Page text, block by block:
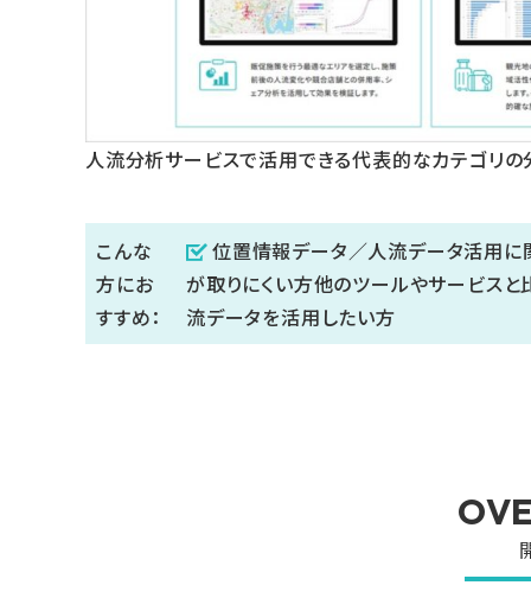
人流分析サービスで活用できる代表的なカテゴ
こんな
方にお
すすめ：
位置情報データ／人流データ活用に
が取りにくい方他のツールやサービス
流データを活用したい方